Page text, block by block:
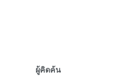
ผู้คิดค้น